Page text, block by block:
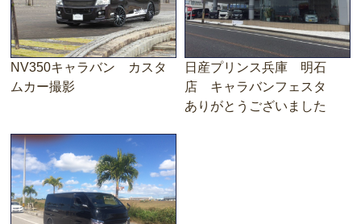
NV350キャラバン カスタ
ムカー撮影
日産プリンス兵庫 明石
店 キャラバンフェスタ
ありがとうございました